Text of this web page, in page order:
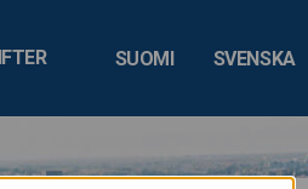
SUOMI
SVENSKA